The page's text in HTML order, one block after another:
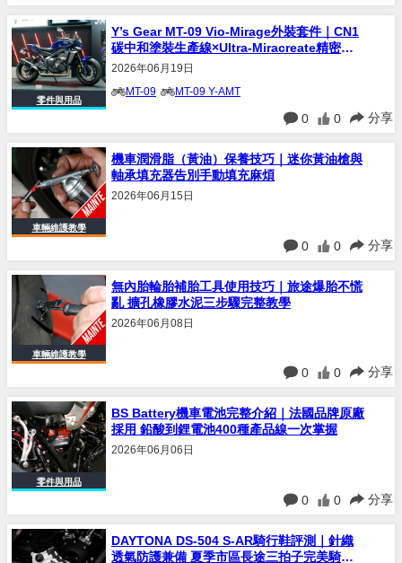
零件與用品
Y’s Gear MT-09 Vio-Mirage外裝套件｜CN1
碳中和塗裝生產線×Ultra-Miracreate精密塗
裝技術
2026年06月19日
MT-09 MT-09 Y-AMT
0 0 分享
車輛維護教學
機車潤滑脂（黃油）保養技巧｜迷你黃油槍與
軸承填充器告別手動填充麻煩
2026年06月15日
0 0 分享
車輛維護教學
無內胎輪胎補胎工具使用技巧｜旅途爆胎不慌
亂 擴孔橡膠水泥三步驟完整教學
2026年06月08日
0 0 分享
零件與用品
BS Battery機車電池完整介紹｜法國品牌原廠
採用 鉛酸到鋰電池400種產品線一次掌握
2026年06月06日
0 0 分享
DAYTONA DS-504 S-AR騎行鞋評測｜針織
透氣防護兼備 夏季市區長途三拍子完美騎行